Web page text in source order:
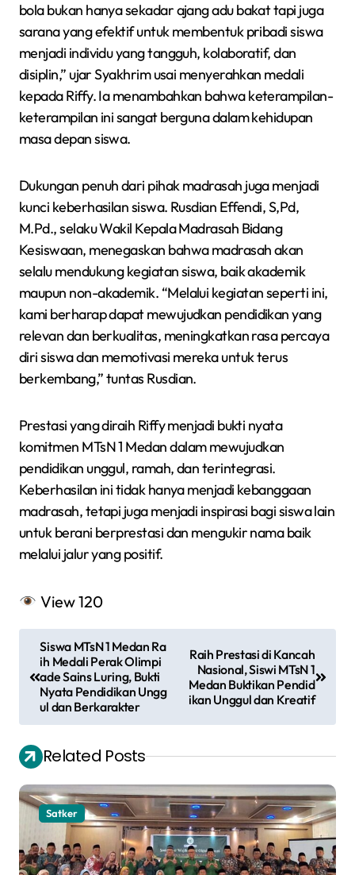
bola bukan hanya sekadar ajang adu bakat tapi juga
sarana yang efektif untuk membentuk pribadi siswa
menjadi individu yang tangguh, kolaboratif, dan
disiplin,” ujar Syakhrim usai menyerahkan medali
kepada Riffy. Ia menambahkan bahwa keterampilan-
keterampilan ini sangat berguna dalam kehidupan
masa depan siswa.
Dukungan penuh dari pihak madrasah juga menjadi
kunci keberhasilan siswa. Rusdian Effendi, S,Pd,
M.Pd., selaku Wakil Kepala Madrasah Bidang
Kesiswaan, menegaskan bahwa madrasah akan
selalu mendukung kegiatan siswa, baik akademik
maupun non-akademik. “Melalui kegiatan seperti ini,
kami berharap dapat mewujudkan pendidikan yang
relevan dan berkualitas, meningkatkan rasa percaya
diri siswa dan memotivasi mereka untuk terus
berkembang,” tuntas Rusdian.
Prestasi yang diraih Riffy menjadi bukti nyata
komitmen MTsN 1 Medan dalam mewujudkan
pendidikan unggul, ramah, dan terintegrasi.
Keberhasilan ini tidak hanya menjadi kebanggaan
madrasah, tetapi juga menjadi inspirasi bagi siswa lain
untuk berani berprestasi dan mengukir nama baik
melalui jalur yang positif.
View120
a
i
g
a
s
p
Siswa MTsN 1 Medan Ra
ih Medali Perak Olimpi
ade Sains Luring, Bukti
Nyata Pendidikan Ungg
ul dan Berkarakter
Raih Prestasi di Kancah
Nasional, Siswi MTsN 1
Medan Buktikan Pendid
ikan Unggul dan Kreatif
Related Posts
Satker